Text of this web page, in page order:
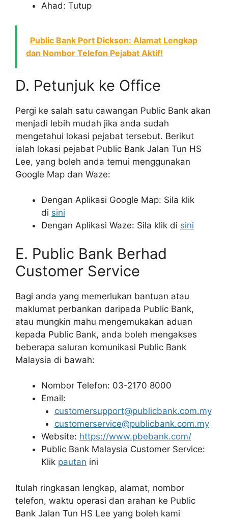
Ahad: Tutup
Public Bank Port Dickson: Alamat Lengkap
dan Nombor Telefon Pejabat Aktif!
D. Petunjuk ke Office
Pergi ke salah satu cawangan Public Bank akan
menjadi lebih mudah jika anda sudah
mengetahui lokasi pejabat tersebut. Berikut
ialah lokasi pejabat Public Bank Jalan Tun HS
Lee, yang boleh anda temui menggunakan
Google Map dan Waze:
Dengan Aplikasi Google Map: Sila klik
di sini
Dengan Aplikasi Waze: Sila klik di sini
E. Public Bank Berhad
Customer Service
Bagi anda yang memerlukan bantuan atau
maklumat perbankan daripada Public Bank,
atau mungkin mahu mengemukakan aduan
kepada Public Bank, anda boleh mengakses
beberapa saluran komunikasi Public Bank
Malaysia di bawah:
Nombor Telefon: 03-2170 8000
Email:
customersupport@publicbank.com.my
customerservice@publicbank.com.my
Website: https://www.pbebank.com/
Public Bank Malaysia Customer Service:
Klik pautan ini
Itulah ringkasan lengkap, alamat, nombor
telefon, waktu operasi dan arahan ke Public
Bank Jalan Tun HS Lee yang boleh kami